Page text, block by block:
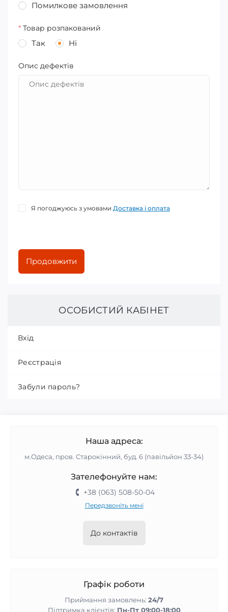
Помилкове замовлення
* Товар розпакований
Так Ні
Опис дефектів
Я погоджуюсь з умовами Доставка і оплата
Продовжити
ОСОБИСТИЙ КАБІНЕТ
Вхід
Реєстрація
Забули пароль?
Наша адреса:
м.Одеса, пров. Старокінний, буд. 6 (павільйон 33-34)
Зателефонуйте нам:
+38 (063) 508-50-04
Передзвоніть мені
До контактів
Графік роботи
Приймання замовлень: 24/7
Підтримка клієнтів: Пн-Пт 09:00-18:00